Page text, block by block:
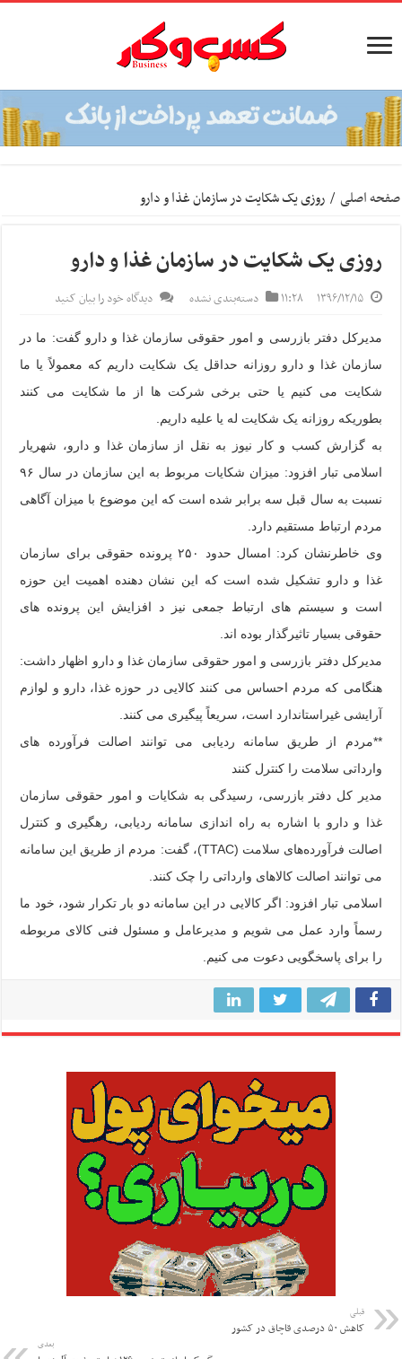
صفحه اصلی / روزی یک شکایت در سازمان غذا و دارو
روزی یک شکایت در سازمان غذا و دارو
۱۳۹۶/۱۲/۱۵ ۱۱:۲۸ دسته‌بندی نشده دیدگاه خود را بیان کنید
مدیرکل دفتر بازرسی و امور حقوقی سازمان غذا و دارو گفت: ما در
سازمان غذا و دارو روزانه حداقل یک شکایت داریم که معمولاً یا ما
شکایت می کنیم یا حتی برخی شرکت ها از ما شکایت می کنند
بطوریکه روزانه یک شکایت له یا علیه داریم.
به گزارش کسب و کار نیوز به نقل از سازمان غذا و دارو، شهریار
اسلامی تبار افزود: میزان شکایات مربوط به این سازمان در سال ۹۶
نسبت به سال قبل سه برابر شده است که این موضوع با میزان آگاهی
مردم ارتباط مستقیم دارد.
وی خاطرنشان کرد: امسال حدود ۲۵۰ پرونده حقوقی برای سازمان
غذا و دارو تشکیل شده است که این نشان دهنده اهمیت این حوزه
است و سیستم های ارتباط جمعی نیز د افزایش این پرونده های
حقوقی بسیار تاثیرگذار بوده اند.
مدیرکل دفتر بازرسی و امور حقوقی سازمان غذا و دارو اظهار داشت:
هنگامی که مردم احساس می کنند کالایی در حوزه غذا، دارو و لوازم
آرایشی غیراستاندارد است، سریعاً پیگیری می کنند.
**مردم از طریق سامانه ردیابی می توانند اصالت فرآورده های
وارداتی سلامت را کنترل کنند
مدیر کل دفتر بازرسی، رسیدگی به شکایات و امور حقوقی سازمان
غذا و دارو با اشاره به راه اندازی سامانه ردیابی، رهگیری و کنترل
اصالت فرآورده‌های سلامت (TTAC)، گفت: مردم از طریق این سامانه
می توانند اصالت کالاهای وارداتی را چک کنند.
اسلامی تبار افزود: اگر کالایی در این سامانه دو بار تکرار شود، خود ما
رسماً وارد عمل می شویم و مدیرعامل و مسئول فنی کالای مربوطه
را برای پاسخگویی دعوت می کنیم.
قبلی
کاهش ۵۰ درصدی قاچاق در کشور
بعدی